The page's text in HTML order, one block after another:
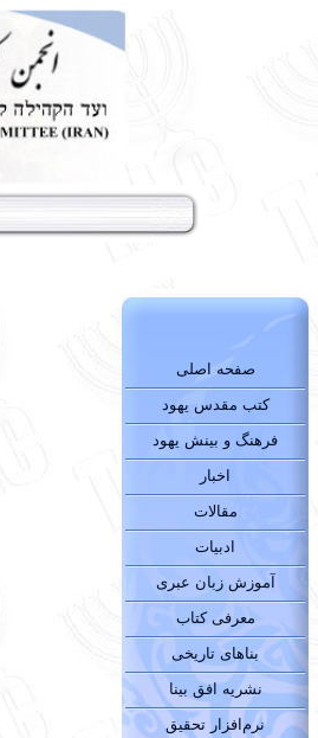
صفحه اصلی
کتب مقدس یهود
فرهنگ و بینش یهود
اخبار
مقالات
ادبیات
آموزش زبان عبری
معرفی کتاب
بناهای تاریخی
نشریه افق بینا
نرم‌افزار تحقیق